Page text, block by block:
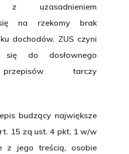
z uzasadnieniem
się na rzekomy brak
dochodów. ZUS czyni
do dosłownego
tarczy
największe
15 zq ust. 4 pkt. 1 w/w
z jego treścią, osobie